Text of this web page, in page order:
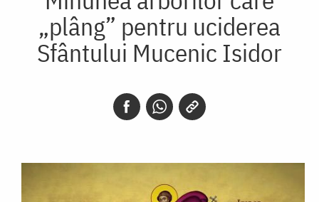
„plâng” pentru uciderea
Sfântului Mucenic Isidor